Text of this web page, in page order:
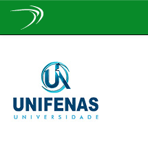
navigation